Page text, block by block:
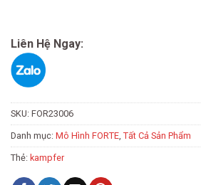
Liên Hệ Ngay:
SKU: FOR23006
Danh mục: Mô Hình FORTE Tất Cả Sản Phẩm
Thẻ: kampfer